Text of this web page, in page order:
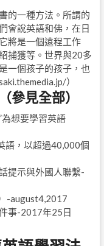
的一種方法。所謂的
會說英語和佛，在日
將是一個遠程工作
捕獲等。世界與20多
一個孩子的孩子，也
）
參見全部）
想要學習英語
語，以超過40,000個
提示與外國人聯繫-
-august4,2017
事-2017年25日